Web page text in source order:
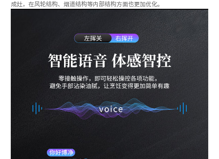
成灶，在风轮结构、烟道结构等内部结构方面也更加优化。